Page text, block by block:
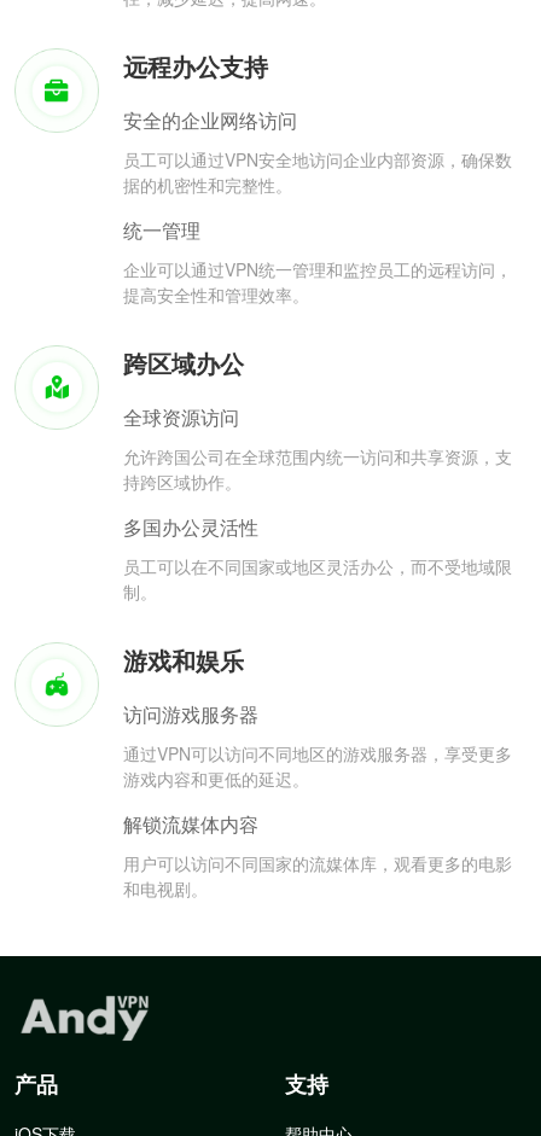
远程办公支持
安全的企业网络访问
员工可以通过VPN安全地访问企业内部资源，确保数
据的机密性和完整性。
统一管理
企业可以通过VPN统一管理和监控员工的远程访问，
提高安全性和管理效率。
跨区域办公
全球资源访问
允许跨国公司在全球范围内统一访问和共享资源，支
持跨区域协作。
多国办公灵活性
员工可以在不同国家或地区灵活办公，而不受地域限
制。
游戏和娱乐
访问游戏服务器
通过VPN可以访问不同地区的游戏服务器，享受更多
游戏内容和更低的延迟。
解锁流媒体内容
用户可以访问不同国家的流媒体库，观看更多的电影
和电视剧。
产品 支持